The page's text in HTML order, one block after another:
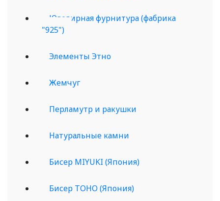
Ювелирная фурнитура (фабрика
"925")
Элементы Этно
Жемчуг
Перламутр и ракушки
Натуральные камни
Бисер MIYUKI (Япония)
Бисер TOHO (Япония)